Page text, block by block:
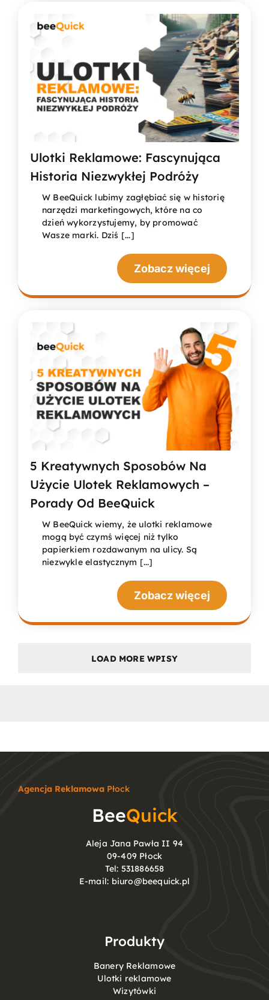
Ulotki Reklamowe: Fascynująca
Historia Niezwykłej Podróży
W BeeQuick lubimy zagłębiać się w historię
narzędzi marketingowych, które na co
dzień wykorzystujemy, by promować
Wasze marki. Dziś [...]
Zobacz więcej
5 Kreatywnych Sposobów Na
Użycie Ulotek Reklamowych –
Porady Od BeeQuick
W BeeQuick wiemy, że ulotki reklamowe
mogą być czymś więcej niż tylko
papierkiem rozdawanym na ulicy. Są
niezwykle elastycznym [...]
Zobacz więcej
LOAD MORE WPISY
Agencja ReklamowaPłock
BeeQuick
Aleja Jana Pawła II 94
09-409 Płock
Tel: 531886658
E-mail: biuro@beequick.pl
Produkty
Banery Reklamowe
Ulotki reklamowe
Wizytówki